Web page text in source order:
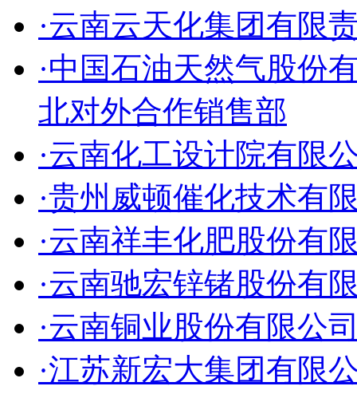
·云南云天化集团有限
·中国石油天然气股份
北对外合作销售部
·云南化工设计院有限
·贵州威顿催化技术有
·云南祥丰化肥股份有
·云南驰宏锌锗股份有
·云南铜业股份有限公
·江苏新宏大集团有限